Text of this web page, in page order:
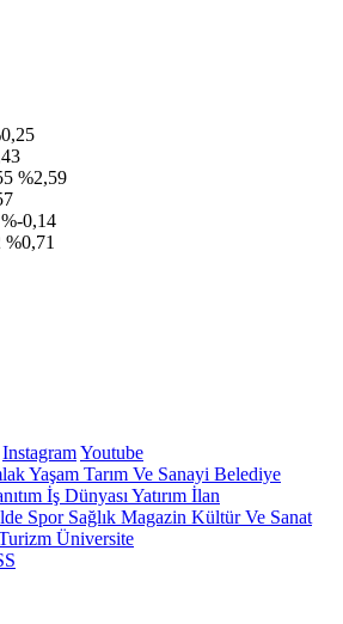
%2,59
%-0,14
%0,71
InstagramYoutube
Yaşam Tarım Ve Sanayi Belediye
İş Dünyası Yatırım İlan
SporSağlık Magazin Kültür Ve Sanat
Üniversite